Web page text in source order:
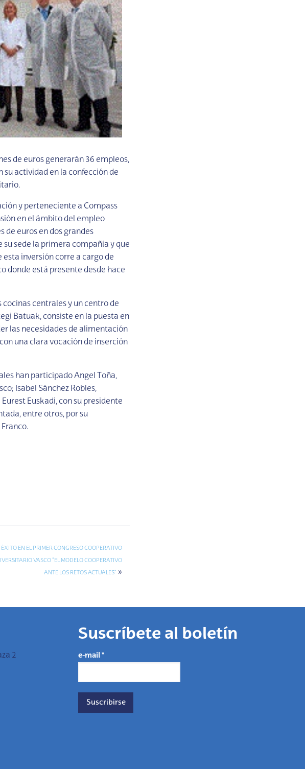
de euros generarán 36 empleos,
su actividad en la confección de
y perteneciente a Compass
en el ámbito del empleo
de euros en dos grandes
sede la primera compañía y que
esta inversión corre a cargo de
donde está presente desde hace
centrales y un centro de
Batuak, consiste en la puesta en
las necesidades de alimentación
una clara vocación de inserción
han participado Angel Toña,
Isabel Sánchez Robles,
Euskadi, con su presidente
entre otros, por su
EN EL PRIMER CONGRESO COOPERATIVO
VASCO “EL MODELO COOPERATIVO
ANTE LOS RETOS ACTUALES” »
2
Suscríbete al boletín
e-mail*